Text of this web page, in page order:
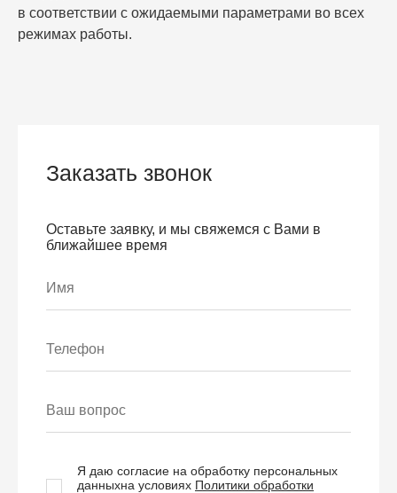
в соответствии с ожидаемыми параметрами во всех
режимах работы.
Заказать звонок
Оставьте заявку, и мы свяжемся с Вами в
ближайшее время
Я даю согласие на обработку персональных
данныхна условиях Политики обработки